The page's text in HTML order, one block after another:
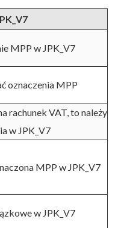
MPP w JPK_V7
oznaczenia MPP
rachunek VAT, to należy
w JPK_V7
MPP w JPK_V7
w JPK_V7